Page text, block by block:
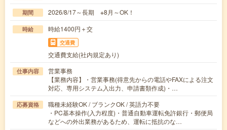
期間 2026/8/17～長期 ※8月～OK！
時給 時給1400円＋交
交通費
交通費支給(社内規定あり)
仕事内容
営業事務
【業務内容】・営業事務(得意先からの電話やFAXによる注文
対応、専用システム入出力、申請書類作成)・…
応募資格
職種未経験OK / ブランクOK / 英語力不要
・PC基本操作(入力程度)・普通自動車運転免許銀行・郵便局
などへの外出業務があるため、運転に抵抗のな…